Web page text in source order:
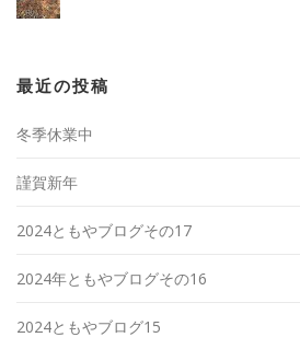
最近の投稿
冬季休業中
謹賀新年
2024ともやブログその17
2024年ともやブログその16
2024ともやブログ15